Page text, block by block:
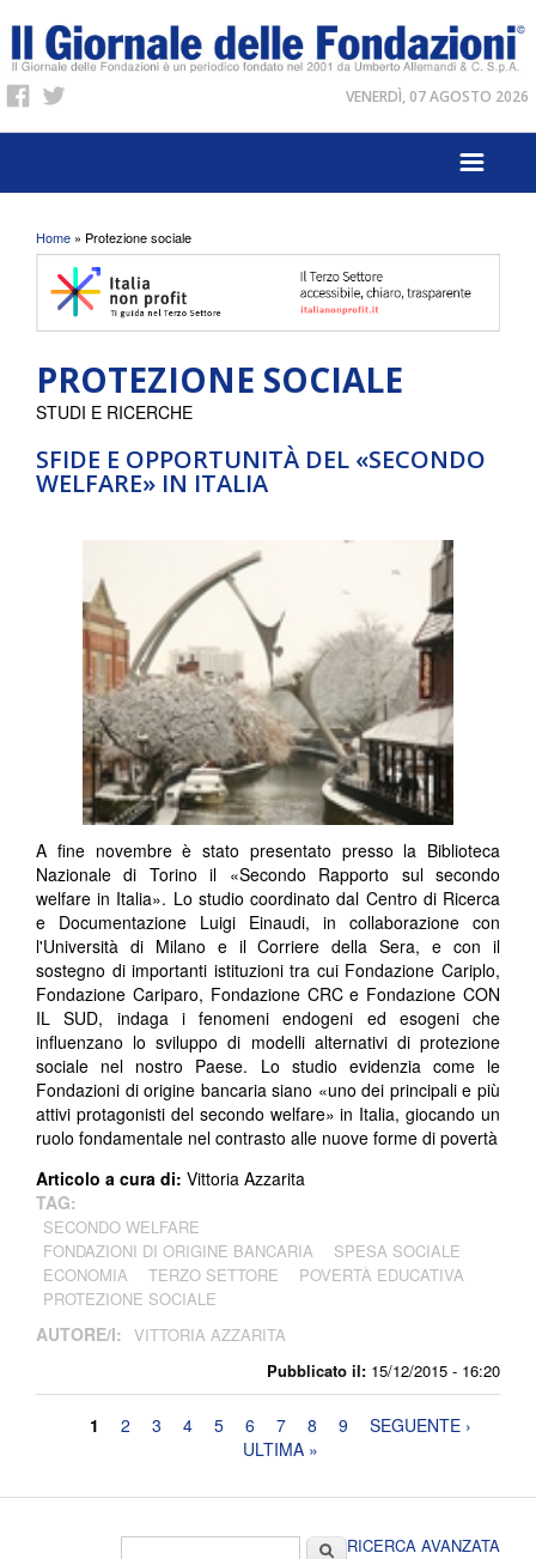
VENERDÌ, 07 AGOSTO 2026
Tu sei qui
Home » Protezione sociale
PROTEZIONE SOCIALE
SFIDE E OPPORTUNITÀ DEL «SECONDO
WELFARE» IN ITALIA
Pubblicato il: 15/12/2015 - 16:20
STUDI E RICERCHE
A fine novembre è stato presentato presso la Biblioteca
Nazionale di Torino il «Secondo Rapporto sul secondo
welfare in Italia». Lo studio coordinato dal Centro di Ricerca
e Documentazione Luigi Einaudi, in collaborazione con
l'Università di Milano e il Corriere della Sera, e con il
sostegno di importanti istituzioni tra cui Fondazione Cariplo,
Fondazione Cariparo, Fondazione CRC e Fondazione CON
IL SUD, indaga i fenomeni endogeni ed esogeni che
influenzano lo sviluppo di modelli alternativi di protezione
sociale nel nostro Paese. Lo studio evidenzia come le
Fondazioni di origine bancaria siano «uno dei principali e più
attivi protagonisti del secondo welfare» in Italia, giocando un
ruolo fondamentale nel contrasto alle nuove forme di povertà
Articolo a cura di: Vittoria Azzarita
TAG:
SECONDO WELFARE
FONDAZIONI DI ORIGINE BANCARIA
SPESA SOCIALE
ECONOMIA
TERZO SETTORE
POVERTÀ EDUCATIVA
PROTEZIONE SOCIALE
AUTORE/I: VITTORIA AZZARITA
Pagine
1 2 3 4 5 6 7 8 9
SEGUENTE ›
ULTIMA »
CercaRICERCA AVANZATA